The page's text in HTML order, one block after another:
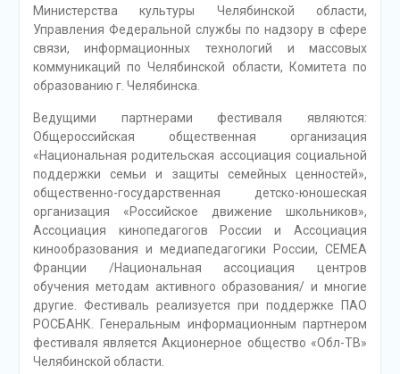
Министерства культуры Челябинской области,
Управления Федеральной службы по надзору в сфере
связи, информационных технологий и массовых
коммуникаций по Челябинской области, Комитета по
образованию г. Челябинска.
Ведущими партнерами фестиваля являются:
Общероссийская общественная организация
«Национальная родительская ассоциация социальной
поддержки семьи и защиты семейных ценностей»,
общественно-государственная детско-юношеская
организация «Российское движение школьников»,
Ассоциация кинопедагогов России и Ассоциация
кинообразования и медиапедагогики России, СЕМЕА
Франции /Национальная ассоциация центров
обучения методам активного образования/ и многие
другие. Фестиваль реализуется при поддержке ПАО
РОСБАНК. Генеральным информационным партнером
фестиваля является Акционерное общество «Обл-ТВ»
Челябинской области.